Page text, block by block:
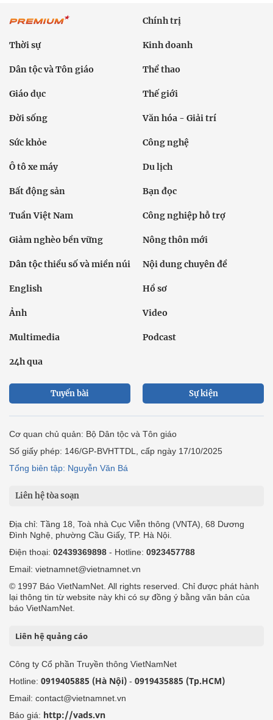
Chính trị
Thời sự Kinh doanh
Dân tộc và Tôn giáo Thể thao
Giáo dục Thế giới
Đời sống Văn hóa - Giải trí
Sức khỏe Công nghệ
Ô tô xe máy Du lịch
Bất động sản Bạn đọc
Tuần Việt Nam Công nghiệp hỗ trợ
Giảm nghèo bền vững Nông thôn mới
Dân tộc thiểu số và miền núi Nội dung chuyên đề
English Hồ sơ
Ảnh Video
Multimedia Podcast
24h qua
Tuyến bài Sự kiện
Cơ quan chủ quản: Bộ Dân tộc và Tôn giáo
Số giấy phép: 146/GP-BVHTTDL, cấp ngày 17/10/2025
Tổng biên tập: Nguyễn Văn Bá
Liên hệ tòa soạn
Địa chỉ: Tầng 18, Toà nhà Cục Viễn thông (VNTA), 68 Dương
Đình Nghệ, phường Cầu Giấy, TP. Hà Nội.
Điện thoại: 02439369898 - Hotline: 0923457788
Email: vietnamnet@vietnamnet.vn
© 1997 Báo VietNamNet. All rights reserved. Chỉ được phát hành
lại thông tin từ website này khi có sự đồng ý bằng văn bản của
báo VietNamNet.
Liên hệ quảng cáo
Công ty Cổ phần Truyền thông VietNamNet
Hotline: 0919405885 (Hà Nội) - 0919435885 (Tp.HCM)
Email: contact@vietnamnet.vn
Báo giá: http://vads.vn